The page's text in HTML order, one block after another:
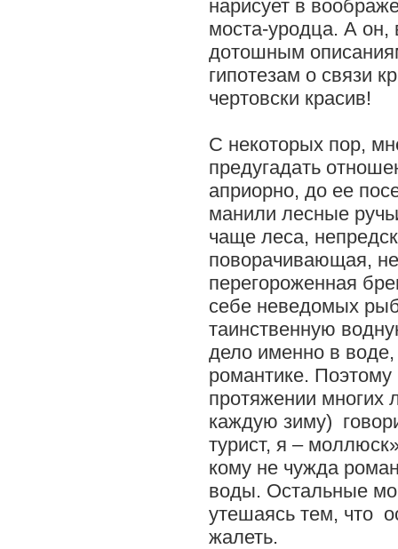
нарисует в
моста-уродца. А он,
дотошным
гипотезам о связи
чертовски красив!
С некоторых пор,
предугадать
априорно, до ее
манили лесные
чаще леса,
поворачивающая,
перегороженная
себе неведомых
таинственную
дело именно в
романтике.
протяжении многих
каждую зиму)
турист, я –
кому не чужда
воды. Остальные
утешаясь тем, что
жалеть.